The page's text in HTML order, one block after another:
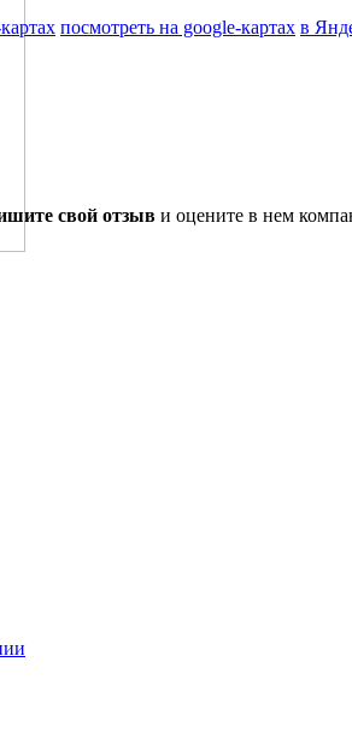
посмотреть на google-картах в
свой отзыв и оцените в нем